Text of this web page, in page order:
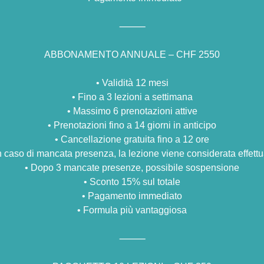
⸻
ABBONAMENTO ANNUALE – CHF 2550
•⁠ ⁠Validità 12 mesi
•⁠ ⁠Fino a 3 lezioni a settimana
•⁠ ⁠Massimo 6 prenotazioni attive
•⁠ ⁠Prenotazioni fino a 14 giorni in anticipo
•⁠ ⁠Cancellazione gratuita fino a 12 ore
caso di mancata presenza, la lezione viene considerata
•⁠ ⁠Dopo 3 mancate presenze, possibile sospensione
•⁠ ⁠Sconto 15% sul totale
•⁠ ⁠Pagamento immediato
•⁠ ⁠Formula più vantaggiosa
⸻